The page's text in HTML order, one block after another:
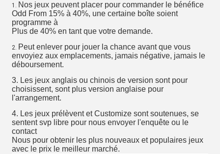
1. Nos jeux peuvent placer pour commander le bénéfice
Odd From 15% à 40%, une certaine boîte soient
programme à
Plus de 40% en tant que votre demande.
2. Peut enlever pour jouer la chance avant que vous
envoyiez aux emplacements, jamais négative, jamais le
déboursement.
3. Les jeux anglais ou chinois de version sont pour
choisissent, sont plus version anglaise pour
l'arrangement.
4. Les jeux prélèvent et Customize sont soutenues, se
sentent svp libre pour nous envoyer l'enquête ou le
contact
Nous pour obtenir les plus nouveaux et populaires jeux
avec le prix le meilleur marché.